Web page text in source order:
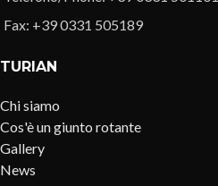
Fax: +39 0331 505189
TURIAN
Chi siamo
Cos'è un giunto rotante
Gallery
News